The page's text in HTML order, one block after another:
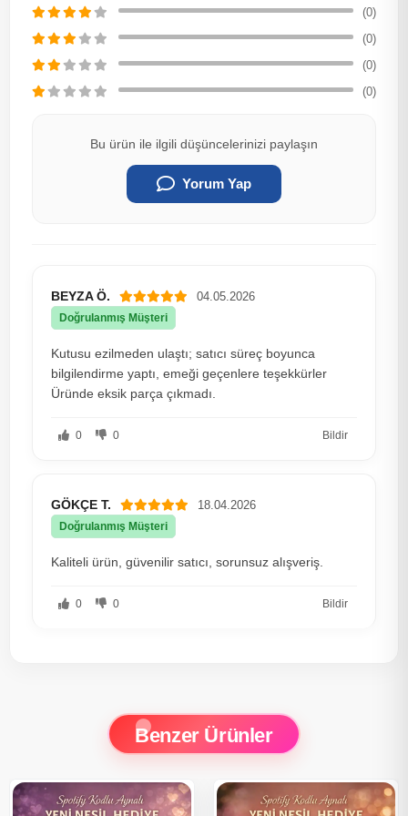
(0)
(0)
(0)
(0)
Bu ürün ile ilgili düşüncelerinizi paylaşın
Yorum Yap
BEYZA Ö. 04.05.2026
Doğrulanmış Müşteri
Kutusu ezilmeden ulaştı; satıcı süreç boyunca
bilgilendirme yaptı, emeği geçenlere teşekkürler
Üründe eksik parça çıkmadı.
0 0 Bildir
GÖKÇE T. 18.04.2026
Doğrulanmış Müşteri
Kaliteli ürün, güvenilir satıcı, sorunsuz alışveriş.
0 0 Bildir
Benzer Ürünler